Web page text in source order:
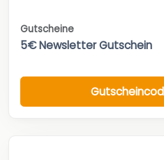
Gutscheine
5€ Newsletter Gutschein